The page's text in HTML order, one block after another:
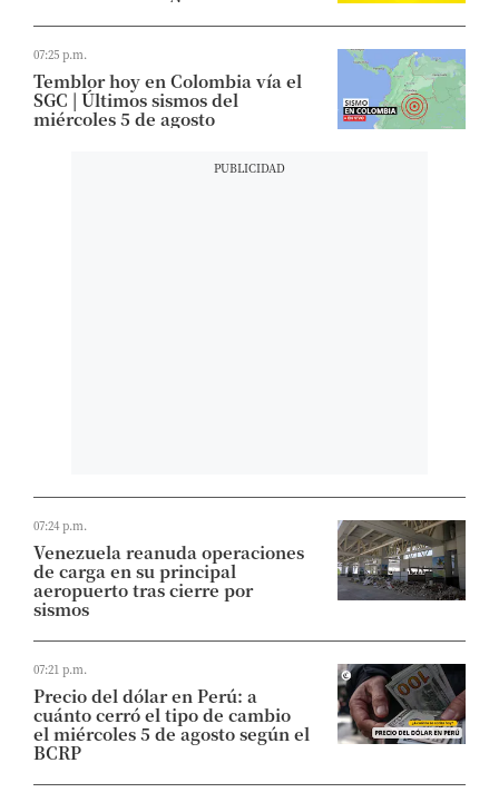
07:25 p.m.
Temblor hoy en Colombia vía el
SGC | Últimos sismos del
miércoles 5 de agosto
07:24 p.m.
Venezuela reanuda operaciones
de carga en su principal
aeropuerto tras cierre por
sismos
07:21 p.m.
Precio del dólar en Perú: a
cuánto cerró el tipo de cambio
el miércoles 5 de agosto según el
BCRP